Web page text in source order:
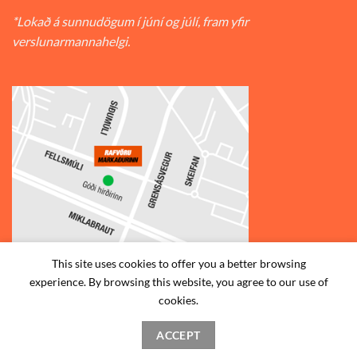
*Lokað á sunnudögum í júní og júlí, fram yfir
verslunarmannahelgi.
© 2026Rafvörumarkaðurinn v/Fellsmúla | Síðumúla 34, 108
Reykjavík | S: 585-2888 |
HAFA SAMBAND
This site uses cookies to offer you a better browsing
experience. By browsing this website, you agree to our use of
cookies.
ACCEPT